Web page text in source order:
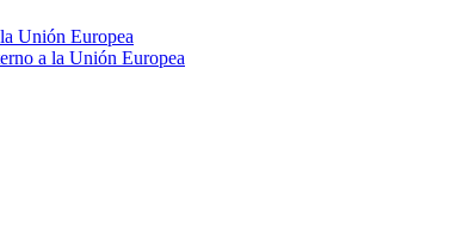
Unión Europea
a la Unión Europea